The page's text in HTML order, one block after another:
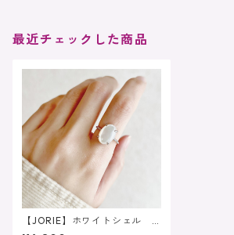
最近チェックした商品
【JORIE】ホワイトシェル si
lver925 フリーサイズ、固定